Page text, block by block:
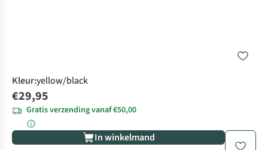
Kleur:yellow/black
€29,95
Gratis verzending vanaf €50,00
In winkelmand